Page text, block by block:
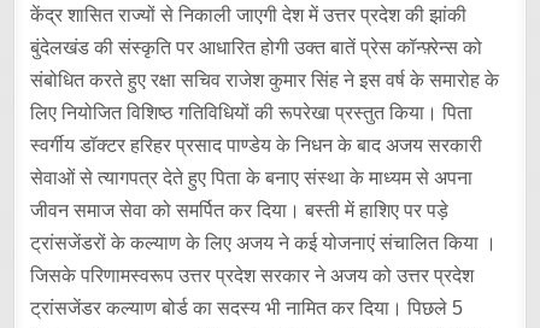
केंद्र शासित राज्यों से निकाली जाएगी देश में उत्तर प्रदेश की झांकी
बुंदेलखंड की संस्कृति पर आधारित होगी उक्त बातें प्रेस कॉन्फ़्रेन्स को
संबोधित करते हुए रक्षा सचिव राजेश कुमार सिंह ने इस वर्ष के समारोह के
लिए नियोजित विशिष्ठ गतिविधियों की रूपरेखा प्रस्तुत किया। पिता
स्वर्गीय डॉक्टर हरिहर प्रसाद पाण्डेय के निधन के बाद अजय सरकारी
सेवाओं से त्यागपत्र देते हुए पिता के बनाए संस्था के माध्यम से अपना
जीवन समाज सेवा को समर्पित कर दिया। बस्ती में हाशिए पर पड़े
ट्रांसजेंडरों के कल्याण के लिए अजय ने कई योजनाएं संचालित किया ।
जिसके परिणामस्वरूप उत्तर प्रदेश सरकार ने अजय को उत्तर प्रदेश
ट्रांसजेंडर कल्याण बोर्ड का सदस्य भी नामित कर दिया। पिछले 5